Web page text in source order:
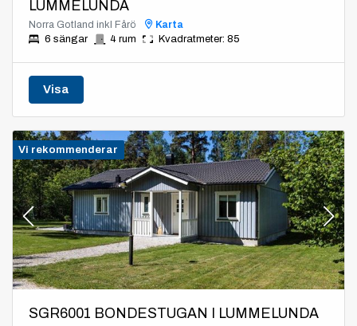
LUMMELUNDA
Norra Gotland inkl Fårö
Karta
6 sängar
4 rum Kvadratmeter: 85
Visa
Vi rekommenderar
SGR6001 BONDESTUGAN I LUMMELUNDA